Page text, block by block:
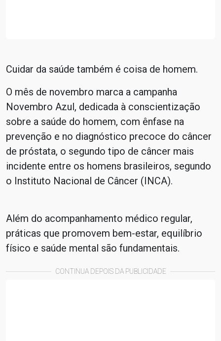
Cuidar da saúde também é coisa de homem.
O mês de novembro marca a campanha
Novembro Azul, dedicada à conscientização
sobre a saúde do homem, com ênfase na
prevenção e no diagnóstico precoce do câncer
de próstata, o segundo tipo de câncer mais
incidente entre os homens brasileiros, segundo
o Instituto Nacional de Câncer (INCA).
Além do acompanhamento médico regular,
práticas que promovem bem-estar, equilíbrio
físico e saúde mental são fundamentais.
CONTINUA DEPOIS DA PUBLICIDADE